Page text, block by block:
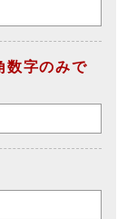
数字のみで